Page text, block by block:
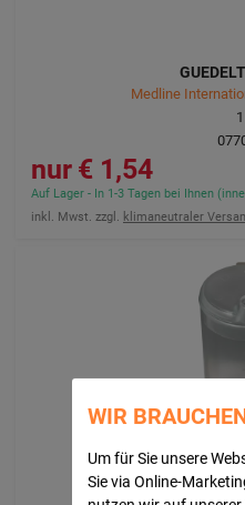
WIR
Um für Sie unsere
Sie via Online-
Medline
1
1,54 €
Auf Lager - In 1-3 Tagen bei Ihnen
inkl. Mwst. zzgl. klimaneutraler
Medline
1